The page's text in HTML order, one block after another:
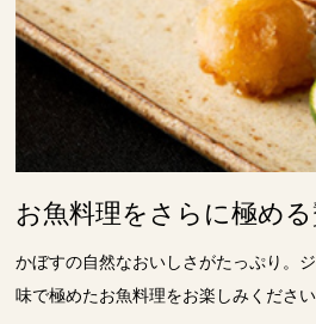
お魚料理をさらに極め
かぼすの自然なおいしさがたっぷり。
味で極めたお魚料理をお楽しみください